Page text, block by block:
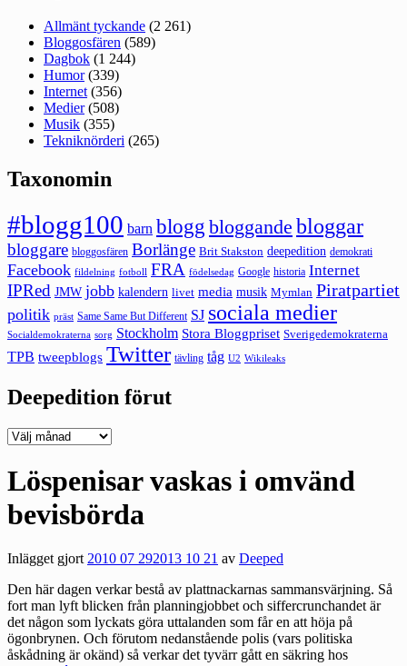
Allmänt tyckande (2 261)
Bloggosfären (589)
Dagbok (1 244)
Humor(339)
Internet (356)
Medier(508)
Musik (355)
Tekniknörderi (265)
Taxonomin
#blogg100 barn blogg bloggande bloggar
bloggare bloggosfären Borlänge Brit Stakston deepedition demokrati
Facebook fildelning fotboll FRA födelsedag Google historia Internet
IPRed JMW jobb kalendern livet media musik Mymlan Piratpartiet
politik präst Same Same But Different SJ sociala medier
Socialdemokraterna sorg Stockholm Stora Bloggpriset Sverigedemokraterna
TPB tweepblogs Twitter tävling tåg U2 Wikileaks
Deepedition förut
Deepedition
Löspenisar vaskas i omvänd
bevisbörda
Inlägget gjort2010 07 292013 10 21 av Deeped
Den här dagen verkar bestå av plattnackarnas sammansvärjning. Så
fort man lyft blicken från planningjobbet och siffercrunchandet är
det någon som lyckats göra uttalanden som får en att höja på
ögonbrynen. Och förutom nedanstående polis (vars politiska
åskådning är okänd) så verkar det tyvärr gått en säkring hos